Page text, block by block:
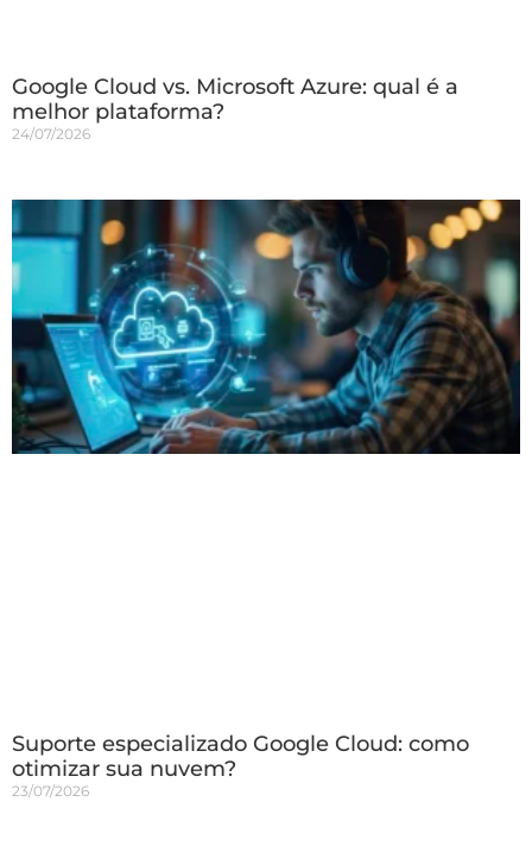
Google Cloud vs. Microsoft Azure: qual é a
melhor plataforma?
24/07/2026
Suporte especializado Google Cloud: como
otimizar sua nuvem?
23/07/2026